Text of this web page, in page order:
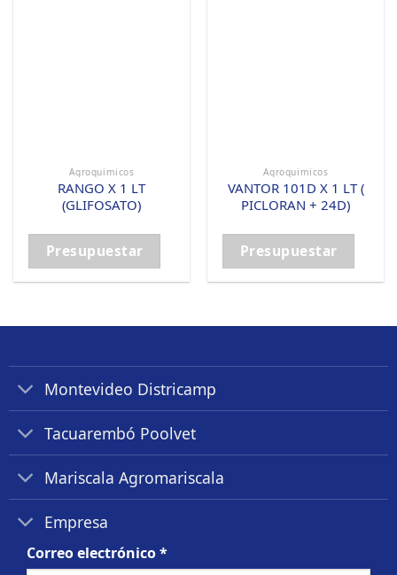
Agroquimicos
RANGO X 1 LT
(GLIFOSATO)
Presupuestar
Agroquimicos
VANTOR 101D X 1 LT (
PICLORAN + 24D)
Presupuestar
Montevideo Districamp
Tacuarembó Poolvet
Mariscala Agromariscala
Empresa
Correo electrónico*